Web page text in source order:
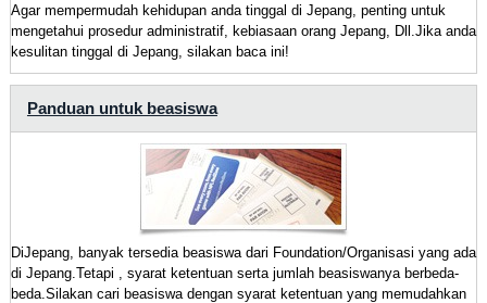
Agar mempermudah kehidupan anda tinggal di Jepang, penting untuk
mengetahui prosedur administratif, kebiasaan orang Jepang, Dll.Jika anda
kesulitan tinggal di Jepang, silakan baca ini!
Panduan untuk beasiswa
DiJepang, banyak tersedia beasiswa dari Foundation/Organisasi yang ada
di Jepang.Tetapi , syarat ketentuan serta jumlah beasiswanya berbeda-
beda.Silakan cari beasiswa dengan syarat ketentuan yang memudahkan